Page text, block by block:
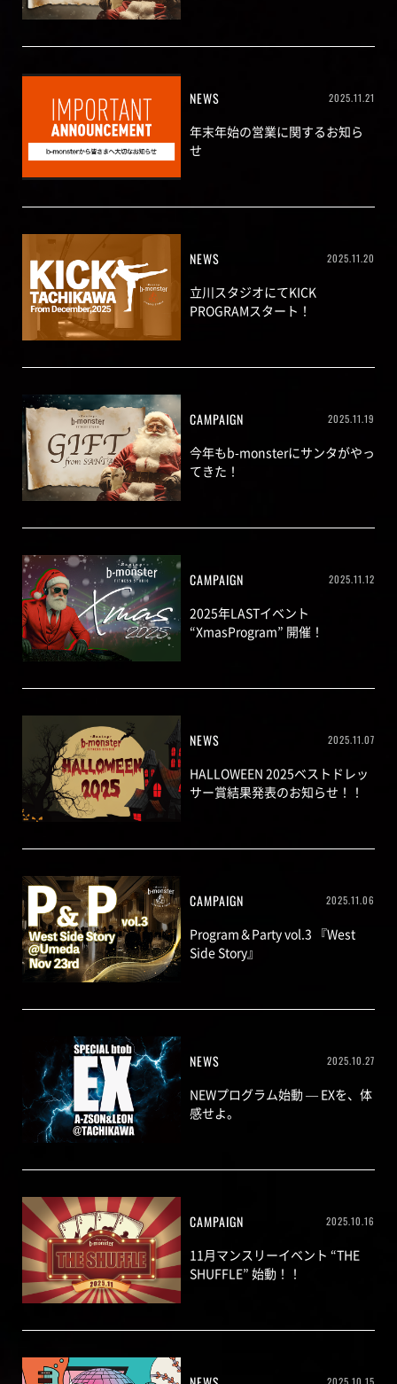
NEWS 2025.11.21
年末年始の営業に関するお知ら
せ
NEWS 2025.11.20
立川スタジオにてKICK
PROGRAMスタート！
CAMPAIGN 2025.11.19
今年もb-monsterにサンタがやっ
てきた！
CAMPAIGN 2025.11.12
2025年LASTイベント
“XmasProgram” 開催！
NEWS 2025.11.07
HALLOWEEN 2025ベストドレッ
サー賞結果発表のお知らせ！！
CAMPAIGN 2025.11.06
Program＆Party vol.3 『West
Side Story』
NEWS 2025.10.27
NEWプログラム始動 — EXを、体
感せよ。
CAMPAIGN 2025.10.16
11月マンスリーイベント “THE
SHUFFLE” 始動！！